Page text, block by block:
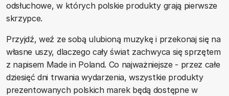
odsłuchowe, w których polskie produkty grają pierwsze
skrzypce.
Przyjdź, weź ze sobą ulubioną muzykę i przekonaj się na
własne uszy, dlaczego cały świat zachwyca się sprzętem
z napisem Made in Poland. Co najważniejsze - przez całe
dziesięć dni trwania wydarzenia, wszystkie produkty
prezentowanych polskich marek będą dostępne w